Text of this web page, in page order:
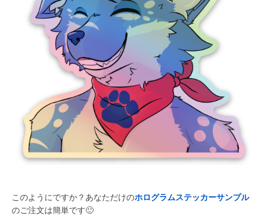
このようにですか？あなただけのホログラムステッカーサンプル
のご注文は簡単です🙂